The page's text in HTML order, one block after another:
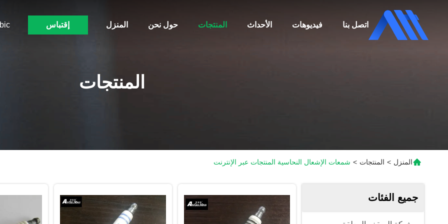
المنزل حول نحن المنتجات الأحداث فيديوهات اتصل بنا إقتباس
المنتجات
المنزل > المنتجات > شمعات الإشعال النحاسية المنتجات عبر الإنترنت
جميع الفئات